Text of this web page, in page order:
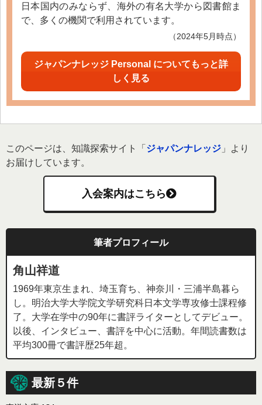
日本国内のみならず、海外の有名大学から図書館ま
で、多くの機関で利用されています。
（2024年5月時点）
ジャパンナレッジ Personal についてもっと詳
しく見る
このページは、知識探索サイト「 ジャパンナレッジ 」より
お届けしています。
入会案内はこちら
筆者プロフィール
角山祥道
1969年東京生まれ、埼玉育ち、神奈川・三浦半島暮ら
し。明治大学大学院文学研究科日本文学専攻修士課程修
了。大学在学中の90年に書評ライターとしてデビュー。
以後、インタビュー、書評を中心に活動。年間読書数は
平均300冊で書評歴25年超。
最新５件